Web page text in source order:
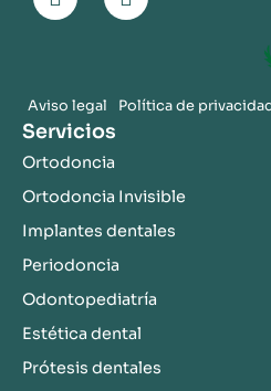
a
c
o
k
n
s
g
r
Aviso legal Política de
Servicios
Ortodoncia
Ortodoncia Invisible
Implantes dentales
Periodoncia
Odontopediatría
Estética dental
Prótesis dentales